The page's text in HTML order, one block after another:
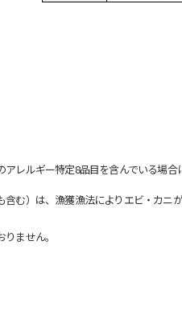
レルギー特定8品目を含んでいる場合
）は、漁獲漁法によりエビ・カニ
ません。